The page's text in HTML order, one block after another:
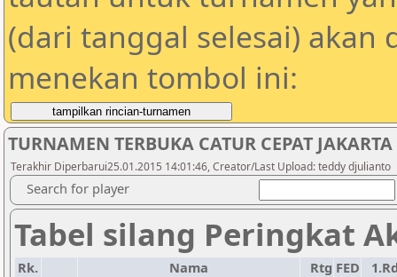
(dari tanggal selesai) akan
menekan tombol ini:
TURNAMEN TERBUKA CATUR CEPAT
Terakhir Diperbarui25.01.2015 14:01:46, Creator/Last Upload: teddy djulianto
Search for player
Tabel silang Peringkat
Rk. Nama Rtg FED